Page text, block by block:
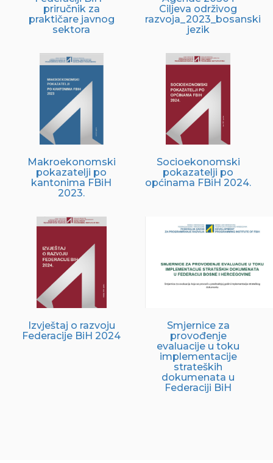
priručnik za
praktičare javnog
sektora
Ciljeva održivog
razvoja_2023_bosanski
jezik
Makroekonomski
pokazatelji po
kantonima FBiH
2023.
Socioekonomski
pokazatelji po
općinama FBiH 2024.
Izvještaj o razvoju
Federacije BiH 2024
Smjernice za
provođenje
evaluacije u toku
implementacije
strateških
dokumenata u
Federaciji BiH